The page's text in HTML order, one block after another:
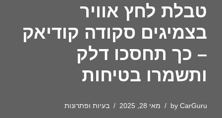
טבלת לחץ אוויר
בצמיגים סקודה קודיאק
– כך תחסכו דלק
ותשמרו בטיחות
by CarGuru מאי 28, 2025 בעיות ופתרונות